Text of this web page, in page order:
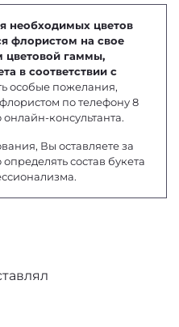
необходимых цветов
флористом на свое
цветовой гаммы,
в соответствии с
особые пожелания,
по телефону 8
онлайн-консультанта.
Вы оставляете за
состав букета